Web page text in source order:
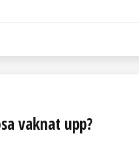
vaknat upp?